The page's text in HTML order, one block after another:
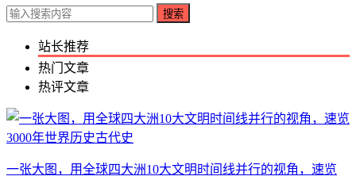
搜索
站长推荐
热门文章
热评文章
一张大图，用全球四大洲10大文明时间线并行的视角，速览